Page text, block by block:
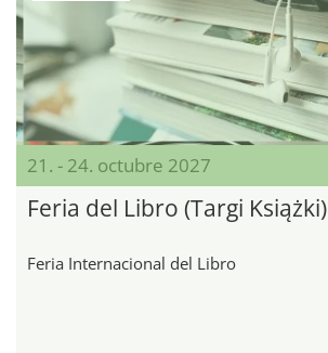
21. - 24. octubre 2027
Feria del Libro (Targi Książki)
Feria Internacional del Libro